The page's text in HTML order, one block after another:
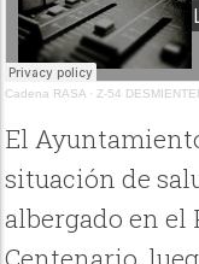
Cadena RASA ·Z-54
El
situación de
albergado en el